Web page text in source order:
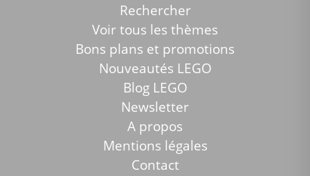
Rechercher
Voir tous les thèmes
Bons plans et promotions
Nouveautés LEGO
Blog LEGO
Newsletter
A propos
Mentions légales
Contact